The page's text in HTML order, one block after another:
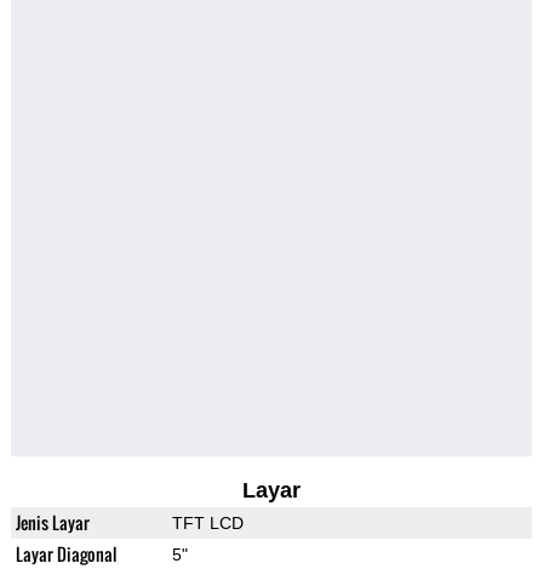
Layar
Jenis Layar TFT LCD
Layar Diagonal 5"